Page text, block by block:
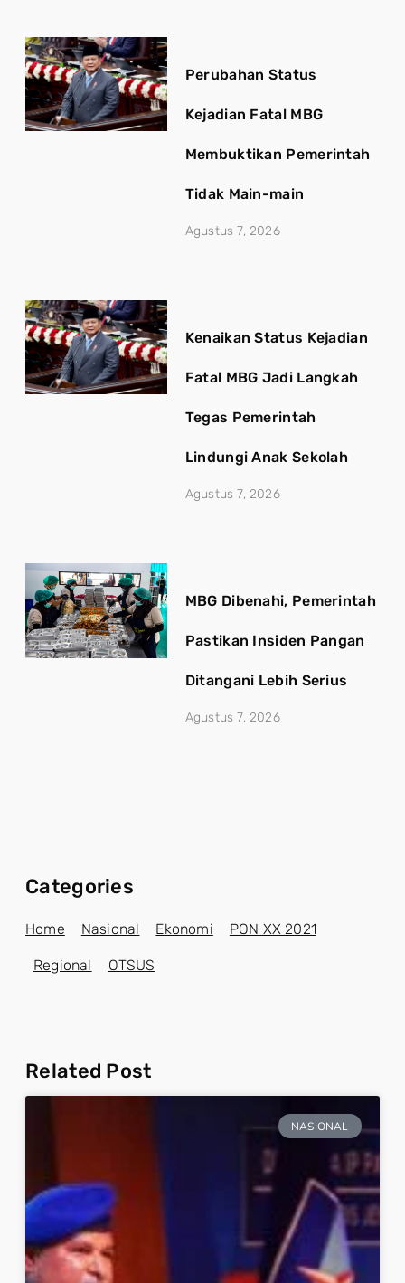
Perubahan Status
Kejadian Fatal MBG
Membuktikan Pemerintah
Tidak Main-main
Agustus 7, 2026
Kenaikan Status Kejadian
Fatal MBG Jadi Langkah
Tegas Pemerintah
Lindungi Anak Sekolah
Agustus 7, 2026
MBG Dibenahi, Pemerintah
Pastikan Insiden Pangan
Ditangani Lebih Serius
Agustus 7, 2026
Categories
Home Nasional Ekonomi PON XX 2021
Regional OTSUS
Related Post
NASIONAL